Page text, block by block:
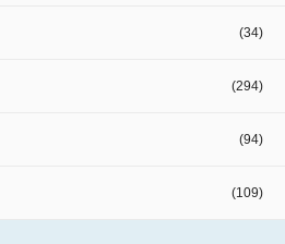
(34)
(294)
(94)
(109)